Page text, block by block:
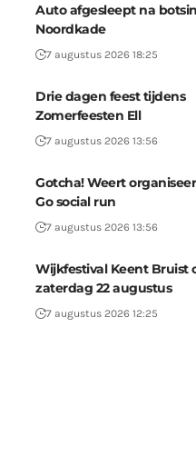
Auto afgesleept na
Noordkade
7 augustus 2026 18:25
Drie dagen feest tijdens
Zomerfeesten Ell
7 augustus 2026 13:56
Gotcha! Weert
Go social run
7 augustus 2026 13:56
Wijkfestival Keent Bruist
zaterdag 22 augustus
7 augustus 2026 12:25